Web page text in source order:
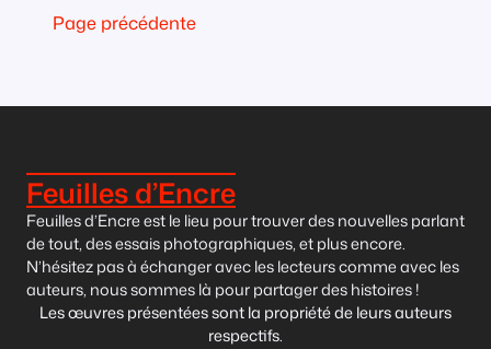
professeur préféré, pipe au bec…
Page précédente
Feuilles d’Encre
Feuilles d’Encre est le lieu pour trouver des nouvelles parlant
de tout, des essais photographiques, et plus encore.
N’hésitez pas à échanger avec les lecteurs comme avec les
auteurs, nous sommes là pour partager des histoires !
Les œuvres présentées sont la propriété de leurs auteurs
respectifs.